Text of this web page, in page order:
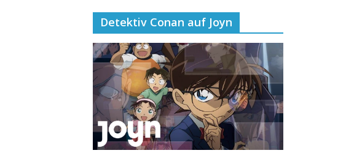
Detektiv Conan auf Joyn